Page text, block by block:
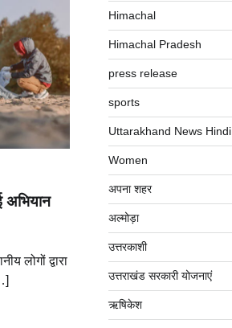
अभियान
लोगों द्वारा
Himachal
Himachal Pradesh
press release
sports
Uttarakhand News Hindi
Women
अपना शहर
अल्मोड़ा
उत्तरकाशी
उत्तराखंड सरकारी योजनाएं
ऋषिकेश